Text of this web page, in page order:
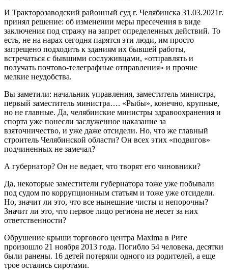
И Тракторозаводский районный суд г. Челябинска 31.03.2021г.
принял решение: об изменении меры пресечения в виде
заключения под стражу на запрет определенных действий. То
есть, не на нарах сегодня парятся эти люди, им просто
запрещено подходить к зданиям их бывшей работы,
встречаться с бывшими сослуживцами, «отправлять и
получать почтово-телеграфные отправления» и прочие
мелкие неудобства.
Вы заметили: начальник управления, заместитель министра,
первый заместитель министра…. «Рыбы», конечно, крупные,
но не главные. Да, челябинские министры здравоохранения и
спорта уже понесли заслуженное наказание за
взяточничество, и уже даже отсидели. Но, что же главный
строитель Челябинской области? Он всех этих «подвигов»
подчиненных не замечал?
А губернатор? Он не ведает, что творят его чиновники?
Да, некоторые заместители губернатора тоже уже побывали
под судом по коррупционным статьям и тоже уже отсидели.
Но, значит ли это, что все нынешние чисты и непорочны?
Значит ли это, что первое лицо региона не несет за них
ответственности?
Обрушение крыши торгового центра Maxima в Риге
произошло 21 ноября 2013 года. Погибло 54 человека, десятки
были ранены. 16 детей потеряли одного из родителей, а еще
трое остались сиротами.